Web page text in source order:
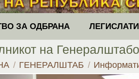
ЗА ОДБРАНА
на
ГЕНЕРАЛШТАБ